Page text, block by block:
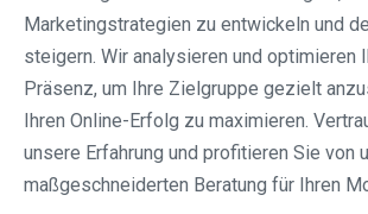
Marketingstrategien zu entwickeln und
steigern. Wir analysieren und optimieren
Präsenz, um Ihre Zielgruppe gezielt
Ihren Online-Erfolg zu maximieren.
unsere Erfahrung und profitieren Sie von
maßgeschneiderten Beratung für Ihren